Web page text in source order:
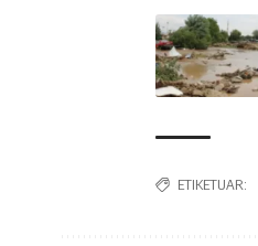
ETIKETUAR: